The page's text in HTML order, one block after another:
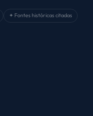
✦ Fontes históricas citadas